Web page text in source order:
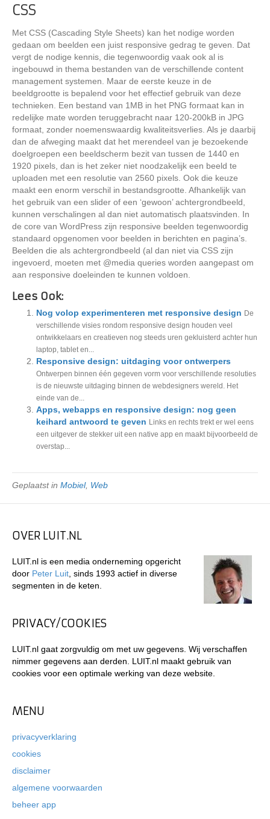
CSS
Met CSS (Cascading Style Sheets) kan het nodige worden
gedaan om beelden een juist responsive gedrag te geven. Dat
vergt de nodige kennis, die tegenwoordig vaak ook al is
ingebouwd in thema bestanden van de verschillende content
management systemen. Maar de eerste keuze in de
beeldgrootte is bepalend voor het effectief gebruik van deze
technieken. Een bestand van 1MB in het PNG formaat kan in
redelijke mate worden teruggebracht naar 120-200kB in JPG
formaat, zonder noemenswaardig kwaliteitsverlies. Als je daarbij
dan de afweging maakt dat het merendeel van je bezoekende
doelgroepen een beeldscherm bezit van tussen de 1440 en
1920 pixels, dan is het zeker niet noodzakelijk een beeld te
uploaden met een resolutie van 2560 pixels. Ook die keuze
maakt een enorm verschil in bestandsgrootte. Afhankelijk van
het gebruik van een slider of een ‘gewoon’ achtergrondbeeld,
kunnen verschalingen al dan niet automatisch plaatsvinden. In
de core van WordPress zijn responsive beelden tegenwoordig
standaard opgenomen voor beelden in berichten en pagina’s.
Beelden die als achtergrondbeeld (al dan niet via CSS zijn
ingevoerd, moeten met @media queries worden aangepast om
aan responsive doeleinden te kunnen voldoen.
Lees Ook:
Nog volop experimenteren met responsive design De
verschillende visies rondom responsive design houden veel
ontwikkelaars en creatieven nog steeds uren gekluisterd achter hun
laptop, tablet en...
Responsive design: uitdaging voor ontwerpers
Ontwerpen binnen één gegeven vorm voor verschillende resoluties
is de nieuwste uitdaging binnen de webdesigners wereld. Het
einde van de...
Apps, webapps en responsive design: nog geen
keihard antwoord te geven Links en rechts trekt er wel eens
een uitgever de stekker uit een native app en maakt bijvoorbeeld de
overstap...
Geplaatst in Mobiel, Web
OVER LUIT.NL
LUIT.nl is een media onderneming opgericht
door Peter Luit , sinds 1993 actief in diverse
segmenten in de keten.
PRIVACY/COOKIES
LUIT.nl gaat zorgvuldig om met uw gegevens. Wij verschaffen
nimmer gegevens aan derden. LUIT.nl maakt gebruik van
cookies voor een optimale werking van deze website.
MENU
privacyverklaring
cookies
disclaimer
algemene voorwaarden
beheer app